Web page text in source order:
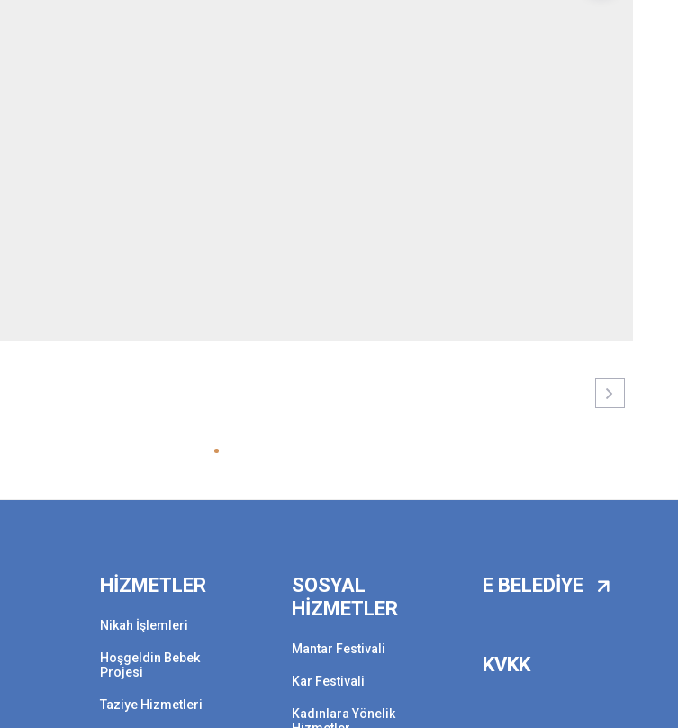
HİZMETLER
Nikah İşlemleri
Hoşgeldin Bebek
Projesi
Taziye Hizmetleri
SOSYAL
HİZMETLER
Mantar Festivali
Kar Festivali
Kadınlara Yönelik
E BELEDİYE
KVKK